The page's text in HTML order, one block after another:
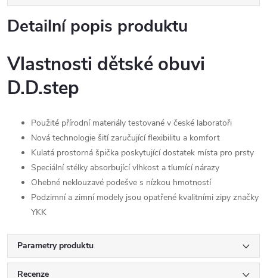
Detailní popis produktu
Vlastnosti dětské obuvi
D.D.step
Použité přírodní materiály testované v české laboratoři
Nová technologie šití zaručující flexibilitu a komfort
Kulatá prostorná špička poskytující dostatek místa pro prsty
Speciální stélky absorbující vlhkost a tlumící nárazy
Ohebné neklouzavé podešve s nízkou hmotností
Podzimní a zimní modely jsou opatřené kvalitními zipy značky
YKK
Parametry produktu
Recenze